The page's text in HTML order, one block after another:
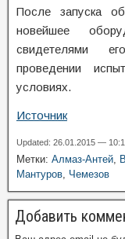
После запуска
новейшее
свидетелями
проведении
условиях.
Источник
Updated: 26.01.2015 —
Метки: Алмаз-Антей,
Мантуров, Чемезов
Добавить